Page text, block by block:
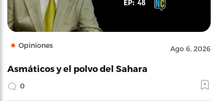
Opiniones Ago 6, 2026
Asmáticos y el polvo del Sahara
0